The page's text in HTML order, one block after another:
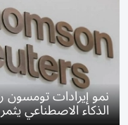
الذكاء الاصطناعي يثمر